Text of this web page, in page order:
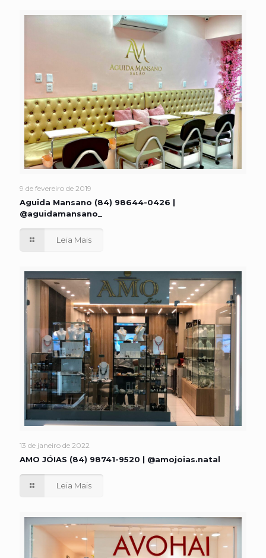
9 de fevereiro de 2019
Aguida Mansano (84) 98644-0426 |
@aguidamansano_
Leia Mais
13 de janeiro de 2022
AMO JÓIAS (84) 98741-9520 | @amojoias.natal
Leia Mais